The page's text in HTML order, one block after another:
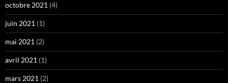
octobre 2021 (4)
juin 2021 (1)
mai 2021 (2)
avril 2021 (1)
mars 2021 (2)